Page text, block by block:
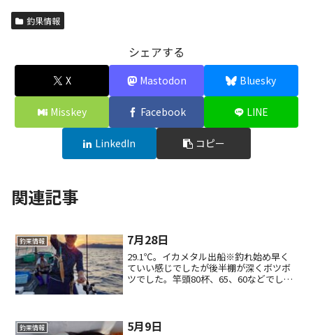
釣果情報
シェアする
X Mastodon Bluesky
Misskey Facebook LINE
LinkedIn コピー
関連記事
釣果情報 7月28日
29.1℃。イカメタル出船※釣れ始め早く
ていい感じでしたが後半棚が深くボツボ
ツでした。竿頭80杯、65、60などでし
釣果情報 5月9日